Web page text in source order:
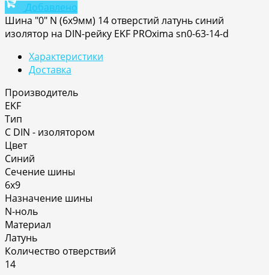
Добавлено
Шина "0" N (6х9мм) 14 отверстий латунь синий
изолятор на DIN-рейку EKF PROxima sn0-63-14-d
Характеристики
Доставка
Производитель
EKF
Тип
С DIN - изолятором
Цвет
Синий
Сечение шины
6х9
Назначение шины
N-ноль
Материал
Латунь
Количество отверствий
14